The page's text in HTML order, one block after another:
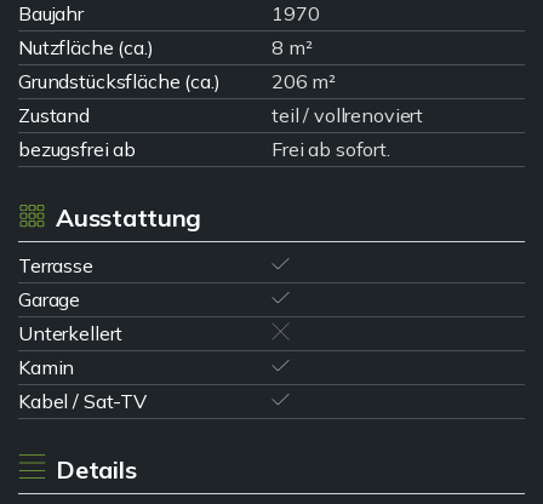
Baujahr
1970
Nutzfläche (ca.)
8 m²
Grundstücksfläche (ca.)
206 m²
Zustand
teil / vollrenoviert
bezugsfrei ab
Frei ab sofort.
Ausstattung
Terrasse
Garage
Unterkellert
Kamin
Kabel / Sat-TV
Details